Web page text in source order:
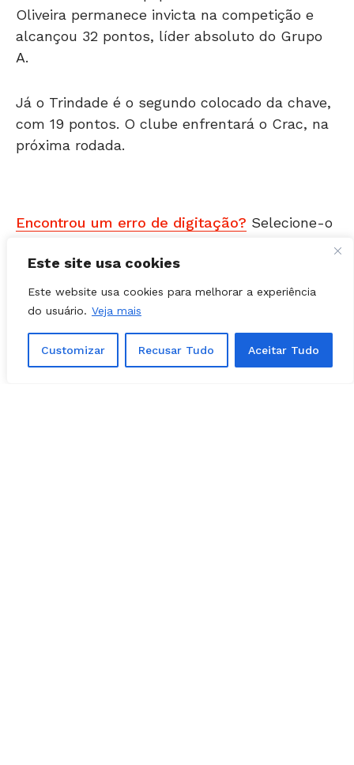
Este site usa cookies
Este website usa cookies para melhorar a experiência
do usuário. Veja mais
Customizar Recusar Tudo Aceitar Tudo
alcançou 32 pontos, líder absoluto do Grupo
A.
com 19 pontos. O clube enfrentará o Crac, na
próxima rodada.
Matérias Relacionadas